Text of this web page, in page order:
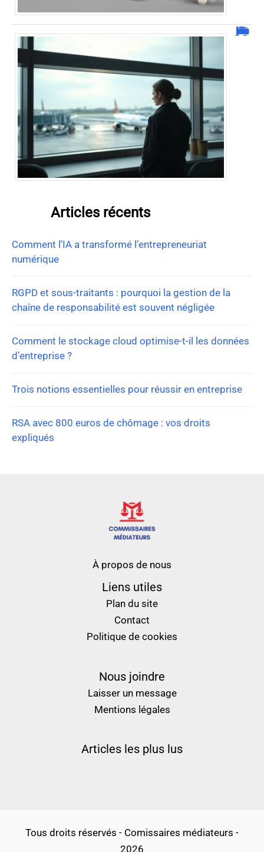
Combien de jour pour un décès d’un parent à l’étranger ?
Articles récents
Comment l’IA a transformé l’entrepreneuriat
numérique
RGPD et sous-traitants : pourquoi la gestion de la
chaîne de responsabilité est souvent négligée
Comment le stockage cloud optimise-t-il les données
d’entreprise ?
Trois notions essentielles pour réussir en entreprise
RSA avec 800 euros de chômage : vos droits
expliqués
À propos de nous
Liens utiles
Plan du site
Contact
Politique de cookies
Nous joindre
Laisser un message
Mentions légales
Articles les plus lus
Tous droits réservés - Comissaires médiateurs -
2026